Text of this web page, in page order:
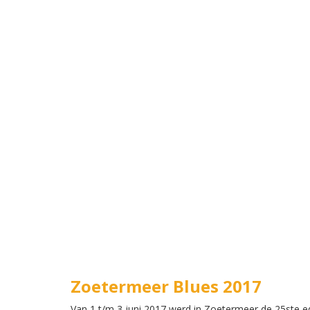
Zoetermeer Blues 2017